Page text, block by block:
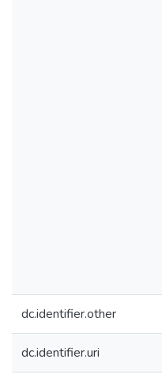
dc.identifier.other
dc.identifier.uri